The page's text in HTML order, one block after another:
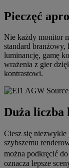
Pieczęć
Nie każdy monitor
standard
luminancję, gamę
wrażenia z gier
kontrastowi.
Duża liczba
Ciesz się niezwykle
szybszemu
można podkręcić
oznacza lepsze